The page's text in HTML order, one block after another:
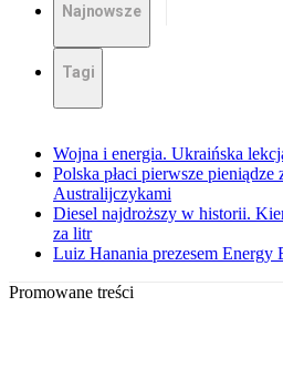
Najnowsze
Tagi
Wojna i energia. Ukraińska
Polska płaci pierwsze
Australijczykami
Diesel najdroższy w historii.
za litr
Luiz Hanania prezesem
Promowane treści